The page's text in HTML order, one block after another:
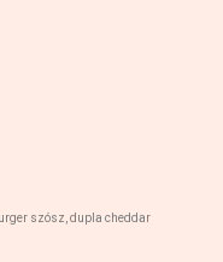
szósz, dupla cheddar